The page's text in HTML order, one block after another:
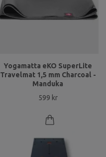
Yogamatta eKO SuperLite
Travelmat 1,5 mm Charcoal -
Manduka
599 kr